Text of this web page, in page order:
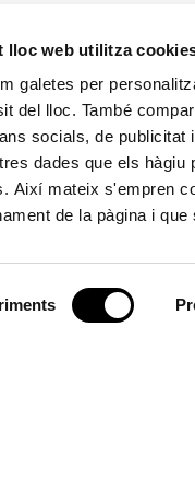
lloc web utilitza
galetes per
del lloc. També
socials, de publicitat
dades que els hàgiu
Així mateix s'empren
de la pàgina i